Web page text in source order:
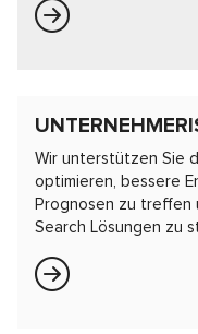
Wir unterstützen Sie
optimieren, bessere
Prognosen zu treffen
Search Lösungen zu